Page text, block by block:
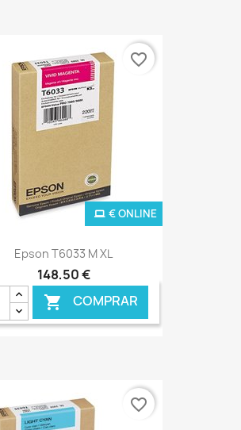
Epson T6033 M XL
148,50 €
 COMPRAR
€ ONLINE
favorite_border
favorite_border